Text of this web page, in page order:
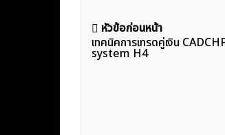
แนะแนว
เรื่อง
หัวข้อก่อนหน้า
เทคนิคการเทรดคู่เงิน
system H4